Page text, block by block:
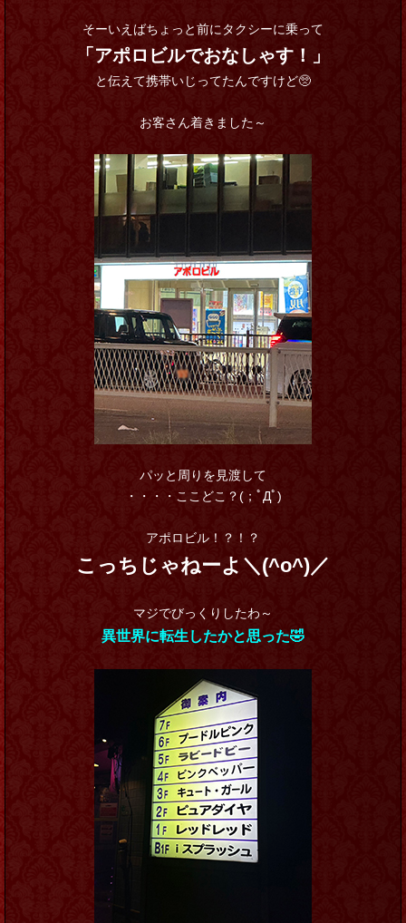
そーいえばちょっと前にタクシーに乗って
「アポロビルでおなしゃす！」
と伝えて携帯いじってたんですけど🥺
お客さん着きました～
パッと周りを見渡して
・・・・ここどこ？(；ﾟДﾟ)
アポロビル！？！？
こっちじゃねーよ＼(^o^)／
マジでびっくりしたわ～
異世界に転生したかと思った🤣